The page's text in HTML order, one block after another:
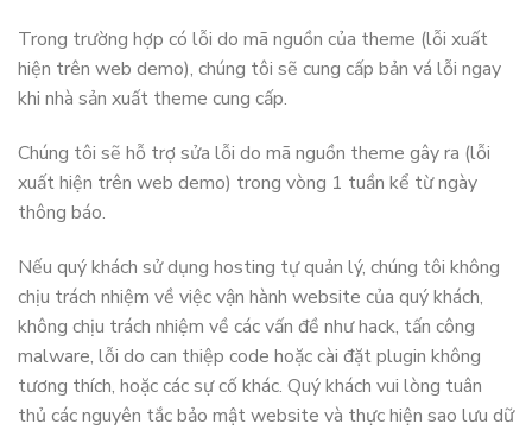
Trong trường hợp có lỗi do mã nguồn của theme (lỗi xuất
hiện trên web demo), chúng tôi sẽ cung cấp bản vá lỗi ngay
khi nhà sản xuất theme cung cấp.
Chúng tôi sẽ hỗ trợ sửa lỗi do mã nguồn theme gây ra (lỗi
xuất hiện trên web demo) trong vòng 1 tuần kể từ ngày
thông báo.
Nếu quý khách sử dụng hosting tự quản lý, chúng tôi không
chịu trách nhiệm về việc vận hành website của quý khách,
không chịu trách nhiệm về các vấn đề như hack, tấn công
malware, lỗi do can thiệp code hoặc cài đặt plugin không
tương thích, hoặc các sự cố khác. Quý khách vui lòng tuân
thủ các nguyên tắc bảo mật website và thực hiện sao lưu dữ